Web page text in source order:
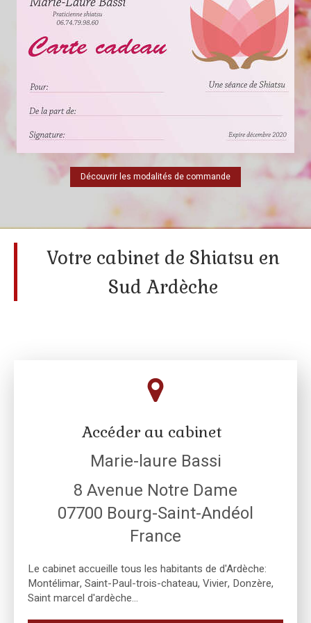
Découvrir les modalités de commande
Votre cabinet de Shiatsu en
Sud Ardèche
Accéder au cabinet
Marie-laure Bassi
8 Avenue Notre Dame
07700 Bourg-Saint-Andéol
France
Le cabinet accueille tous les habitants de d'Ardèche:
Montélimar, Saint-Paul-trois-chateau, Vivier, Donzère,
Saint marcel d'ardèche...